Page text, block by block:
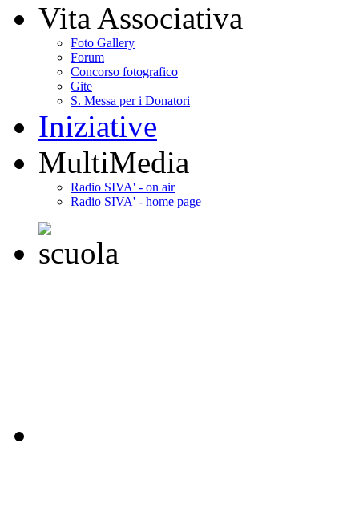
Vita Associativa
Foto Gallery
Forum
Concorso fotografico
Gite
S. Messa per i Donatori
Iniziative
MultiMedia
Radio SIVA' - on air
Radio SIVA' - home page